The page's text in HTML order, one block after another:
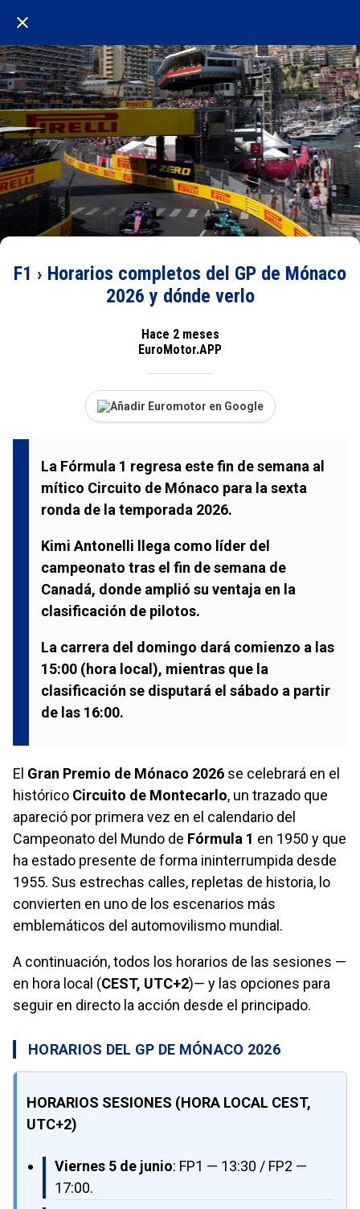
F1 › Horarios completos del GP de Mónaco
2026 y dónde verlo
Hace 2 meses
EuroMotor.APP
Añadir Euromotor en Google
La Fórmula 1 regresa este fin de semana al
mítico Circuito de Mónaco para la sexta
ronda de la temporada 2026.
Kimi Antonelli llega como líder del
campeonato tras el fin de semana de
Canadá, donde amplió su ventaja en la
clasificación de pilotos.
La carrera del domingo dará comienzo a las
15:00 (hora local), mientras que la
clasificación se disputará el sábado a partir
de las 16:00.
El Gran Premio de Mónaco 2026 se celebrará en el
histórico Circuito de Montecarlo, un trazado que
apareció por primera vez en el calendario del
Campeonato del Mundo de Fórmula 1 en 1950 y que
ha estado presente de forma ininterrumpida desde
1955. Sus estrechas calles, repletas de historia, lo
convierten en uno de los escenarios más
emblemáticos del automovilismo mundial.
A continuación, todos los horarios de las sesiones —
en hora local (CEST, UTC+2)— y las opciones para
seguir en directo la acción desde el principado.
HORARIOS DEL GP DE MÓNACO 2026
HORARIOS SESIONES (HORA LOCAL CEST,
UTC+2)
Viernes 5 de junio: FP1 — 13:30 / FP2 —
17:00.